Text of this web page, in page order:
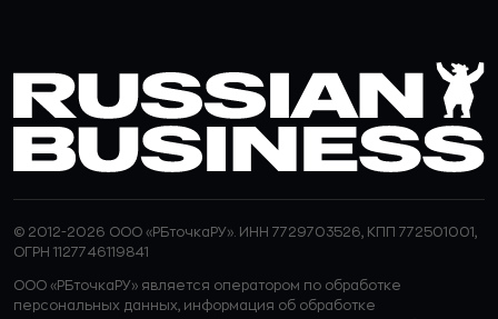
© 2012-2026 ООО «РБточкаРУ». ИНН 7729703526, КПП 772501001,
ОГРН 1127746119841
ООО «РБточкаРУ» является оператором по обработке
персональных данных, информация об обработке